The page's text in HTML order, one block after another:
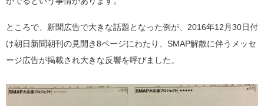
ところで、新聞広告で大きな話題となった例が、2016年12月30日付
け朝日新聞朝刊の見開き8ページにわたり、SMAP解散に伴うメッセ
ージ広告が掲載され大きな反響を呼びました。